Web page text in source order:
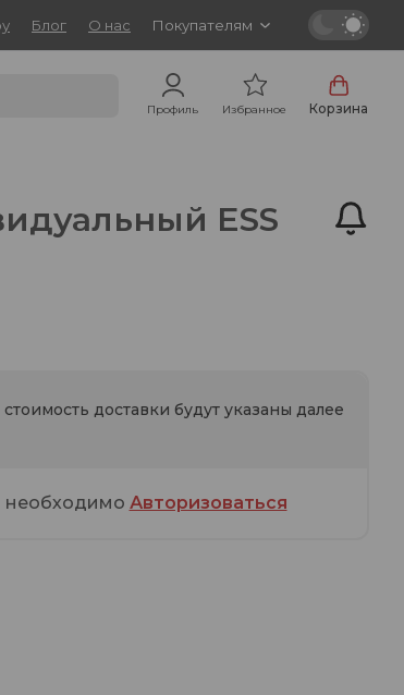
Блог О нас Покупателям
Профиль Избранное Корзина
ESS
доставки будут указаны далее
необходимо Авторизоваться